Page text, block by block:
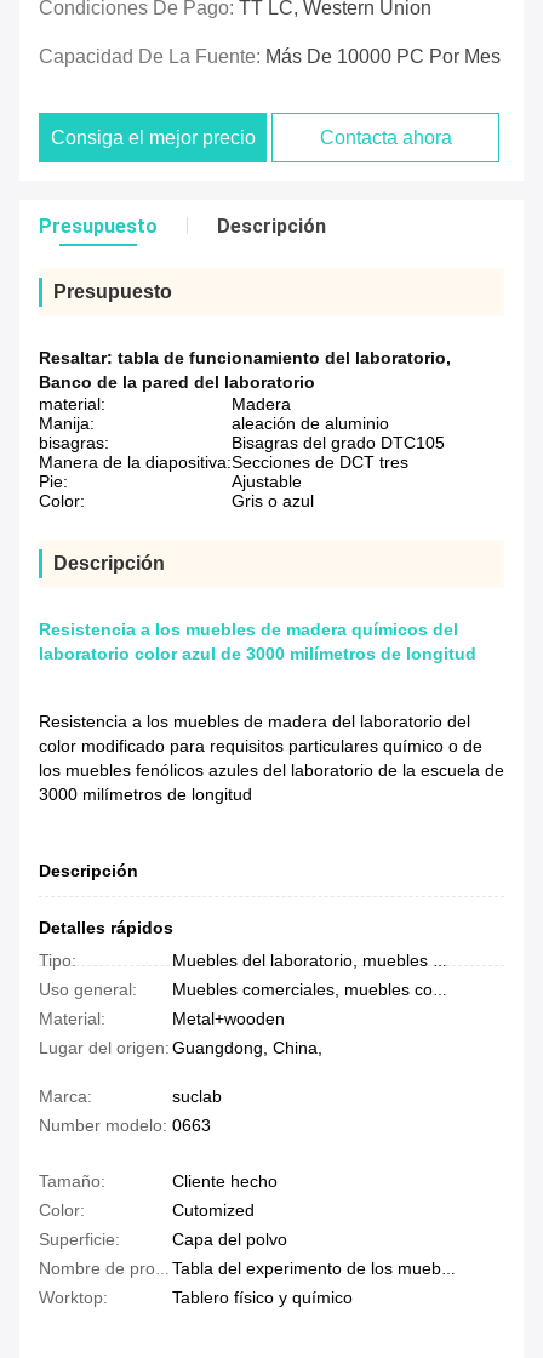
Condiciones De Pago: TT LC, Western Union
Capacidad De La Fuente: Más De 10000 PC Por Mes
Consiga el mejor precio Contacta ahora
Presupuesto Descripción
Presupuesto
Resaltar: tabla de funcionamiento del laboratorio,
Banco de la pared del laboratorio
material:
Madera
Manija:
aleación de aluminio
bisagras:
Bisagras del grado DTC105
Manera de la diapositiva:Secciones de DCT tres
Pie:
Ajustable
Color:
Gris o azul
Descripción
Resistencia a los muebles de madera químicos del
laboratorio color azul de 3000 milímetros de longitud
Resistencia a los muebles de madera del laboratorio del
color modificado para requisitos particulares químico o de
los muebles fenólicos azules del laboratorio de la escuela de
3000 milímetros de longitud
Descripción
Detalles rápidos
Tipo:
Muebles del laboratorio, muebles del laboratorio
Uso general: Muebles comerciales, muebles comerciales
Material:
Metal+wooden
Lugar del origen:Guangdong, China,
Marca:
suclab
Number modelo: 0663
Tamaño:
Cliente hecho
Color:
Cutomized
Superficie:
Capa del polvo
Nombre de producto: Tabla del experimento de los muebles del laboratorio
Worktop: Tablero físico y químico